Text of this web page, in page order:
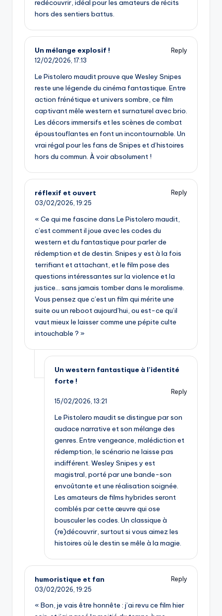
redécouvrir, idéal pour les amateurs de récits
hors des sentiers battus.
Un mélange explosif !
Reply
12/02/2026, 17:13
Le Pistolero maudit prouve que Wesley Snipes
reste une légende du cinéma fantastique. Entre
action frénétique et univers sombre, ce film
captivant mêle western et surnaturel avec brio.
Les décors immersifs et les scènes de combat
époustouflantes en font un incontournable. Un
vrai régal pour les fans de Snipes et d’histoires
hors du commun. À voir absolument !
réflexif et ouvert
Reply
03/02/2026, 19:25
« Ce qui me fascine dans Le Pistolero maudit,
c’est comment il joue avec les codes du
western et du fantastique pour parler de
rédemption et de destin. Snipes y est à la fois
terrifiant et attachant, et le film pose des
questions intéressantes sur la violence et la
justice… sans jamais tomber dans le moralisme.
Vous pensez que c’est un film qui mérite une
suite ou un reboot aujourd’hui, ou est-ce qu’il
vaut mieux le laisser comme une pépite culte
intouchable ? »
Un western fantastique à l’identité
forte !
Reply
15/02/2026, 13:21
Le Pistolero maudit se distingue par son
audace narrative et son mélange des
genres. Entre vengeance, malédiction et
rédemption, le scénario ne laisse pas
indifférent. Wesley Snipes y est
magistral, porté par une bande-son
envoûtante et une réalisation soignée.
Les amateurs de films hybrides seront
comblés par cette œuvre qui ose
bousculer les codes. Un classique à
(re)découvrir, surtout si vous aimez les
histoires où le destin se mêle à la magie.
humoristique et fan
Reply
03/02/2026, 19:25
« Bon, je vais être honnête : j’ai revu ce film hier